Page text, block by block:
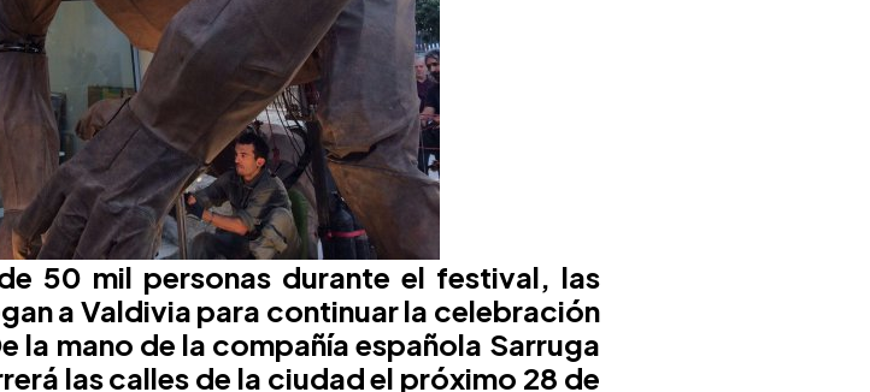
50 mil personas durante el festival, las
a Valdivia para continuar la celebración
la mano de la compañía española Sarruga
las calles de la ciudad el próximo 28 de